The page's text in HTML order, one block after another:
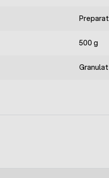
Preparat
500 g
Granulat